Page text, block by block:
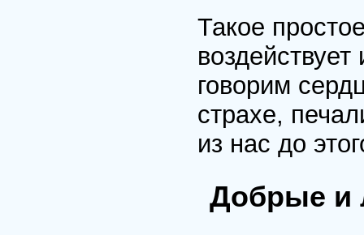
Такое
говорим
страхе,
из нас до
Добрые и